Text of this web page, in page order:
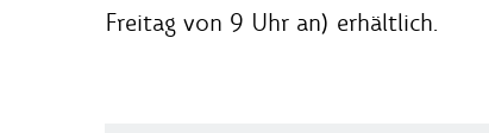
Freitag von 9 Uhr an) erhältlich.